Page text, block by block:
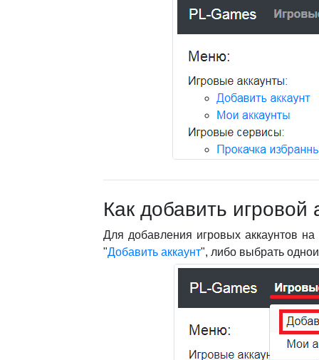
Как добавить игровой
Для добавления игровых аккаунтов на
"Добавить аккаунт", либо выбрать